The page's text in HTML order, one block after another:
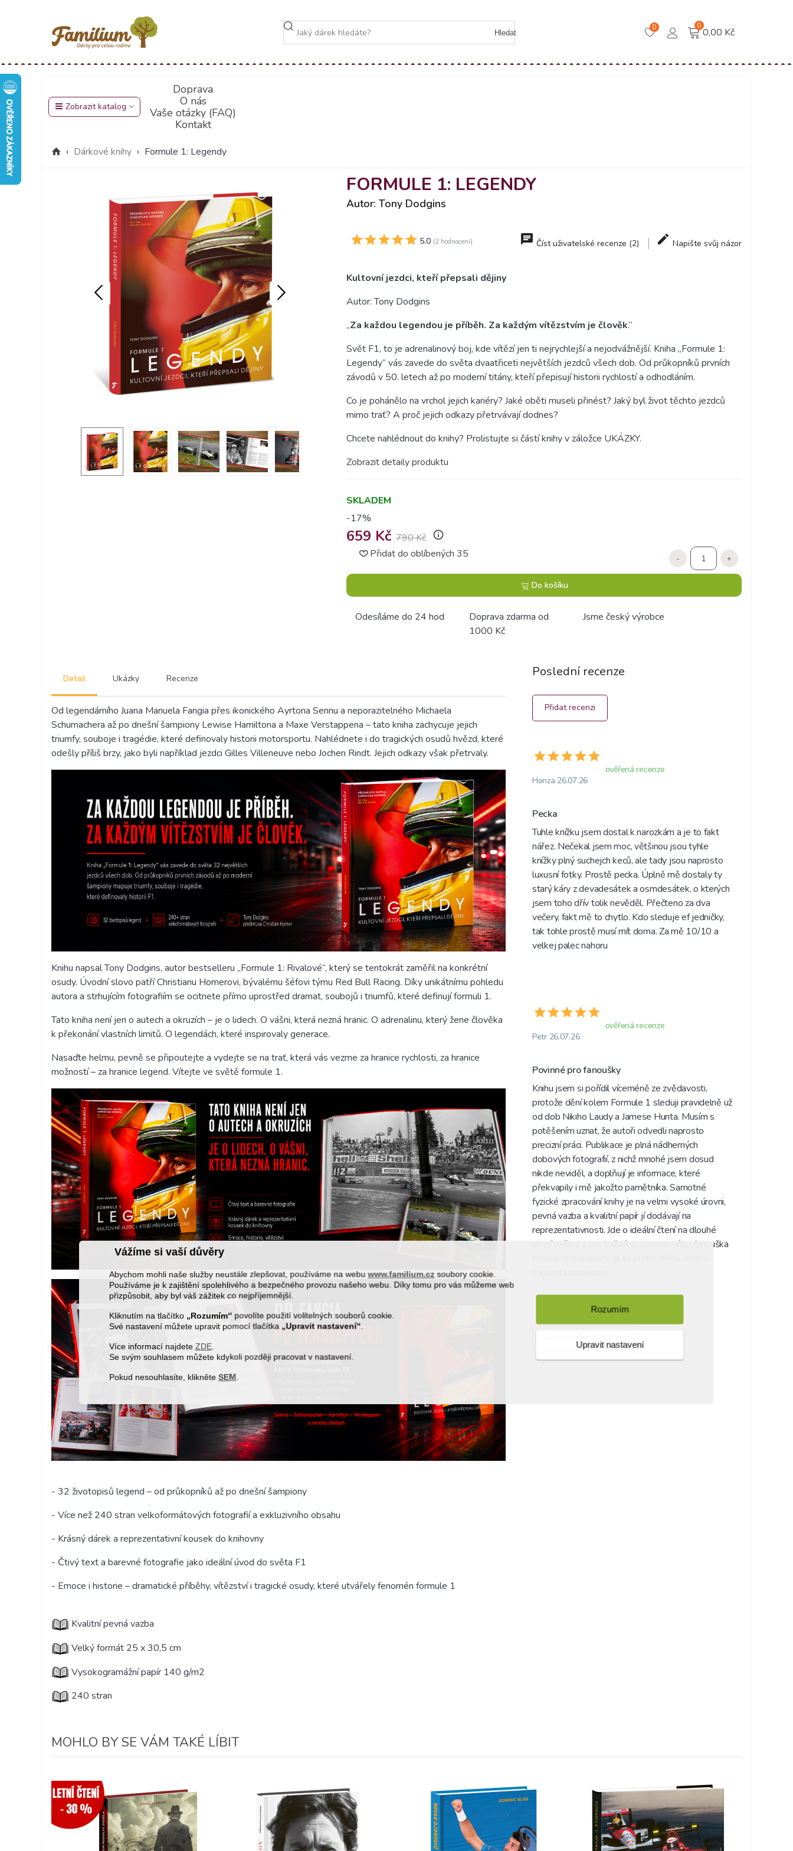
Vážíme si vaší důvěry
Abychom mohli naše služby neustále zlepšovat, používáme na webuwww.familium.czsoubory cookie.
Používáme je k zajištění spolehlivého a bezpečného provozu našeho webu. Díky tomu pro vás můžeme web
přizpůsobit, aby byl váš zážitek co nejpříjemnější.
Kliknutím na tlačítko „Rozumím“ povolíte použití volitelných souborů cookie.
Své nastavení můžete upravit pomocí tlačítka „Upravit nastavení“.
Více informací najdeteZDE
Se svým souhlasem můžete kdykoli později pracovat v nastavení.
Pokud nesouhlasíte, klikněteSEM.
Rozumím
Upravit nastavení
Hledat
0 0
0,00 Kč
Zobrazit katalog
Doprava
O nás
Vaše otázky (FAQ)
Kontakt
› Dárkové knihy › Formule 1: Legendy
FORMULE 1: LEGENDY
Autor: Tony Dodgins
5.0 (2 hodnocení) Číst uživatelské recenze (2) Napište svůj názor
Kultovní jezdci, kteří přepsali dějiny
Autor: Tony Dodgins
„Za každou legendou je příběh. Za každým vítězstvím je člověk.“
Svět F1, to je adrenalinový boj, kde vítězí jen ti nejrychlejší a nejodvážnější. Kniha „Formule 1:
Legendy“ vás zavede do světa dvaatřiceti největších jezdců všech dob. Od průkopníků prvních
závodů v 50. letech až po moderní titány, kteří přepisují historii rychlostí a odhodláním.
Co je pohánělo na vrchol jejich kariéry? Jaké oběti museli přinést? Jaký byl život těchto jezdců
mimo trať? A proč jejich odkazy přetrvávají dodnes?
Chcete nahlédnout do knihy? Prolistujte si částí knihy v záložce UKÁZKY.
Zobrazit detaily produktu
SKLADEM
-17%
659 Kč 790 Kč info_outline
Přidat do oblíbených 35 - +
Do košíku
Odesíláme do 24 hod
Doprava zdarma od
1000 Kč
Jsme český výrobce
Detail Ukázky Recenze
Od legendárního Juana Manuela Fangia přes ikonického Ayrtona Sennu a neporazitelného Michaela
Schumachera až po dnešní šampiony Lewise Hamiltona a Maxe Verstappena – tato kniha zachycuje jejich
triumfy, souboje i tragédie, které definovaly historii motorsportu. Nahlédnete i do tragických osudů hvězd, které
odešly příliš brzy, jako byli například jezdci Gilles Villeneuve nebo Jochen Rindt. Jejich odkazy však přetrvaly.
Knihu napsal Tony Dodgins, autor bestselleru „Formule 1: Rivalové“, který se tentokrát zaměřil na konkrétní
osudy. Úvodní slovo patří Christianu Hornerovi, bývalému šéfovi týmu Red Bull Racing. Díky unikátnímu pohledu
autora a strhujícím fotografiím se ocitnete přímo uprostřed dramat, soubojů i triumfů, které definují formuli 1.
Tato kniha není jen o autech a okruzích – je o lidech. O vášni, která nezná hranic. O adrenalinu, který žene člověka
k překonání vlastních limitů. O legendách, které inspirovaly generace.
Nasaďte helmu, pevně se připoutejte a vydejte se na trať, která vás vezme za hranice rychlosti, za hranice
možností – za hranice legend. Vítejte ve světě formule 1.
- 32 životopisů legend – od průkopníků až po dnešní šampiony
- Více než 240 stran velkoformátových fotografií a exkluzivního obsahu
- Krásný dárek a reprezentativní kousek do knihovny
- Čtivý text a barevné fotografie jako ideální úvod do světa F1
- Emoce i historie – dramatické příběhy, vítězství i tragické osudy, které utvářely fenomén formule 1
Kvalitní pevná vazba
Velký formát 25 x 30,5 cm
Vysokogramážní papír 140 g/m2
240 stran
Poslední recenze
Přidat recenzi
ověřená recenze
Honza 26.07.26
Pecka
Tuhle knížku jsem dostal k narozkám a je to fakt
nářez. Nečekal jsem moc, většinou jsou tyhle
knížky plný suchejch keců, ale tady jsou naprosto
luxusní fotky. Prostě pecka. Úplně mě dostaly ty
starý káry z devadesátek a osmdesátek, o kterých
jsem toho dřív tolik nevěděl. Přečteno za dva
večery, fakt mě to chytlo. Kdo sleduje ef jedničky,
tak tohle prostě musí mít doma. Za mě 10/10 a
velkej palec nahoru
ověřená recenze
Petr 26.07.26
Povinné pro fanoušky
Knihu jsem si pořídil víceméně ze zvědavosti,
protože dění kolem Formule 1 sleduji pravidelně už
od dob Nikiho Laudy a Jamese Hunta. Musím s
potěšením uznat, že autoři odvedli naprosto
precizní práci. Publikace je plná nádherných
dobových fotografií, z nichž mnohé jsem dosud
nikde neviděl, a doplňují je informace, které
překvapily i mě jakožto pamětníka. Samotné
fyzické zpracování knihy je na velmi vysoké úrovni,
pevná vazba a kvalitní papír jí dodávají na
reprezentativnosti. Jde o ideální čtení na dlouhé
zimní večery a pro každého opravdového fanouška
MOHLO BY SE VÁM TAKÉ LÍBIT